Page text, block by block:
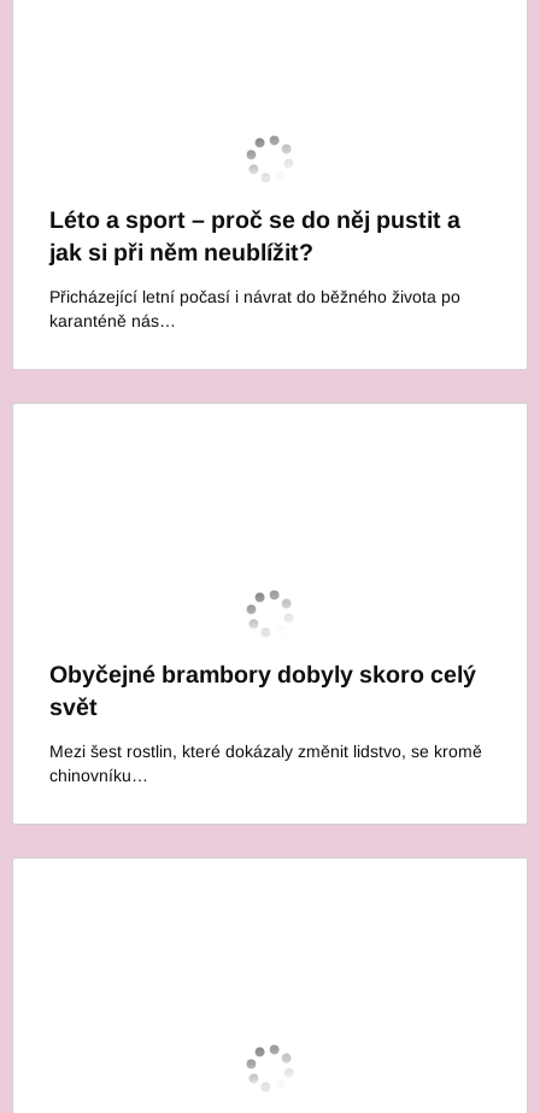
Léto a sport – proč se do něj pustit a
jak si při něm neublížit?
Přicházející letní počasí i návrat do běžného života po
karanténě nás…
Obyčejné brambory dobyly skoro celý
svět
Mezi šest rostlin, které dokázaly změnit lidstvo, se kromě
chinovníku…